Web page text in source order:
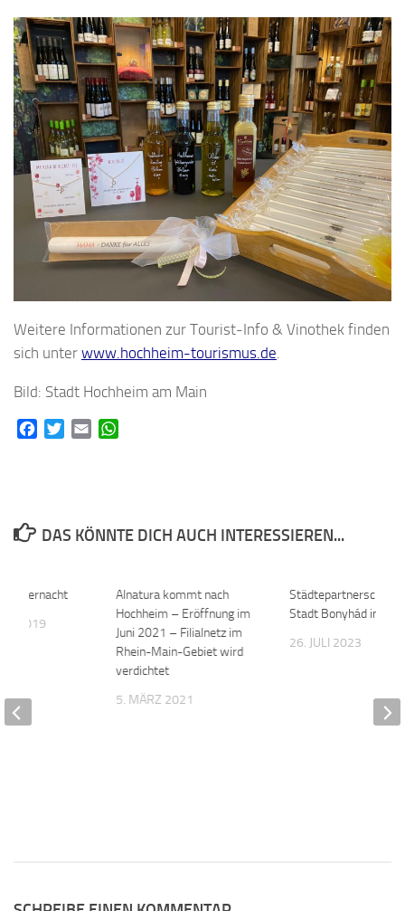
Weitere Informationen zur Tourist-Info & Vinothek finden
sich unter www.hochheim-tourismus.de
Bild: Stadt Hochheim am Main
FacebookTwitterEmail
DAS KÖNNTE DICH AUCH INTERESSIEREN...
Alnatura kommt nach
Hochheim – Eröffnung im
Juni 2021 – Filialnetz im
Rhein-Main-Gebiet wird
verdichtet
5. MÄRZ 2021
Städtepartnerschaft
Stadt Bonyhád in
26. JULI 2023
Mitternacht
2019